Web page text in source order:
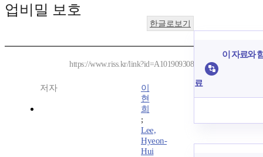
업비밀 보호
한글로보기
https://www.riss.kr/link?id=A101909308
저자
이
현
희
;
Lee,
Hyeon-
Hui
이 자료와
료